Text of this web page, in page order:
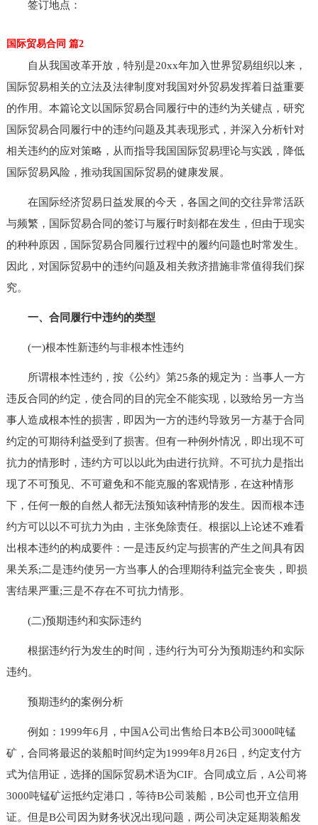
签订地点：
国际贸易合同 篇2
自从我国改革开放，特别是20xx年加入世界贸易组织以来，
国际贸易相关的立法及法律制度对我国对外贸易发挥着日益重要
的作用。本篇论文以国际贸易合同履行中的违约为关键点，研究
国际贸易合同履行中的违约问题及其表现形式，并深入分析针对
相关违约的应对策略，从而指导我国国际贸易理论与实践，降低
国际贸易风险，推动我国国际贸易的健康发展。
在国际经济贸易日益发展的今天，各国之间的交往异常活跃
与频繁，国际贸易合同的签订与履行时刻都在发生，但由于现实
的种种原因，国际贸易合同履行过程中的履约问题也时常发生。
因此，对国际贸易中的违约问题及相关救济措施非常值得我们探
究。
一、合同履行中违约的类型
(一)根本性新违约与非根本性违约
所谓根本性违约，按《公约》第25条的规定为：当事人一方
违反合同的约定，使合同的目的完全不能实现，以致给另一方当
事人造成根本性的损害，即因为一方的违约导致另一方基于合同
约定的可期待利益受到了损害。但有一种例外情况，即出现不可
抗力的情形时，违约方可以以此为由进行抗辩。不可抗力是指出
现了不可预见、不可避免和不能克服的客观情形，在这种情形
下，任何一般的自然人都无法预知该种情形的发生。因而根本违
约方可以以不可抗力为由，主张免除责任。根据以上论述不难看
出根本违约的构成要件：一是违反约定与损害的产生之间具有因
果关系;二是违约使另一方当事人的合理期待利益完全丧失，即损
害结果严重;三是不存在不可抗力情形。
(二)预期违约和实际违约
根据违约行为发生的时间，违约行为可分为预期违约和实际
违约。
预期违约的案例分析
例如：1999年6月，中国A公司出售给日本B公司3000吨锰
矿，合同将最迟的装船时间约定为1999年8月26日，约定支付方
式为信用证，选择的国际贸易术语为CIF。合同成立后，A公司将
3000吨锰矿运抵约定港口，等待B公司装船，B公司也开立信用
证。但是B公司因为财务状况出现问题，两公司决定延期装船发